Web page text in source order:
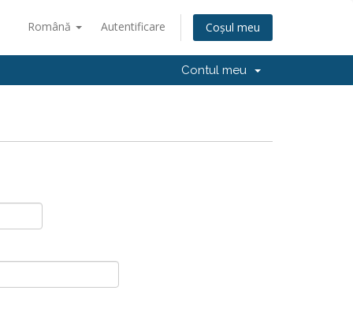
Română Autentificare Coșul meu
Contul meu